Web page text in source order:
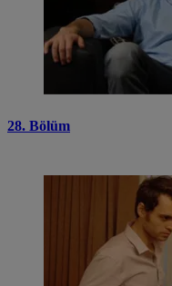
28. Bölüm